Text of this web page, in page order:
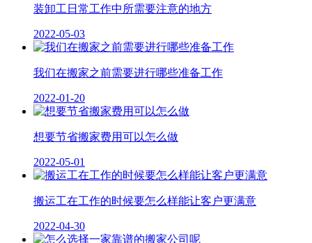
装卸工日常工作中所需要注意的地方
2022-05-03
我们在搬家之前需要进行哪些准备工作
2022-01-20
想要节省搬家费用可以怎么做
2022-05-01
搬运工在工作的时候要怎么样能让客户更满意
2022-04-30